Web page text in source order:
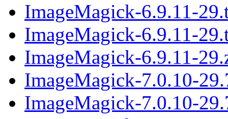
ImageMagick-6.9.11-
ImageMagick-6.9.11-
ImageMagick-6.9.11-
ImageMagick-7.0.10-
ImageMagick-7.0.10-